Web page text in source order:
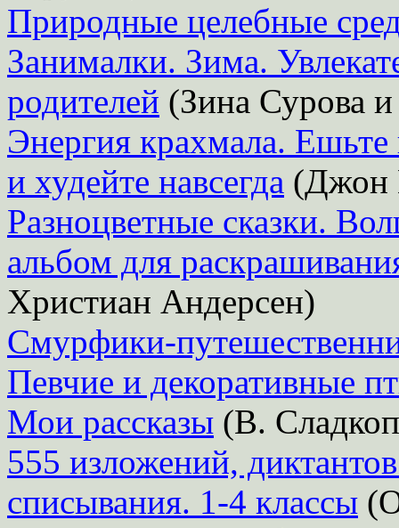
Природные целебные
Занималки. Зима.
родителей (Зина Сурова
Энергия крахмала. Ешьте
и худейте навсегда (Джон
Разноцветные сказки.
альбом для
Христиан Андерсен)
Смурфики-
Певчие и декоративные
Мои рассказы (В.
555 изложений,
списывания. 1-4 классы